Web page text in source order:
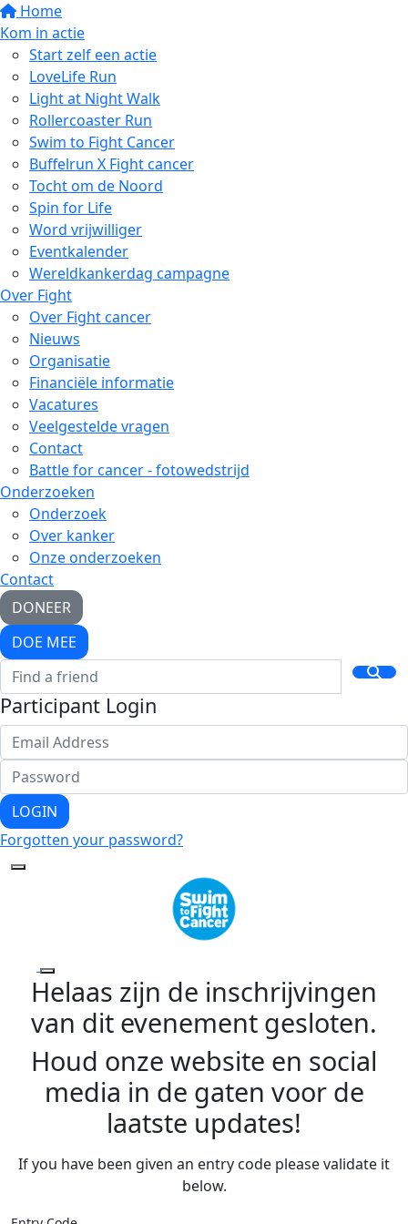
Home
Kom in actie
Start zelf een actie
LoveLife Run
Light at Night Walk
Rollercoaster Run
Swim to Fight Cancer
Buffelrun X Fight cancer
Tocht om de Noord
Spin for Life
Word vrijwilliger
Eventkalender
Wereldkankerdag campagne
Over Fight
Over Fight cancer
Nieuws
Organisatie
Financiële informatie
Vacatures
Veelgestelde vragen
Contact
Battle for cancer - fotowedstrijd
Onderzoeken
Onderzoek
Over kanker
Onze onderzoeken
Contact
DONEER
DOE MEE
Participant Login
LOGIN
Forgotten your password?
Helaas zijn de inschrijvingen
van dit evenement gesloten.
Houd onze website en social
media in de gaten voor de
laatste updates!
If you have been given an entry code please validate it
below.